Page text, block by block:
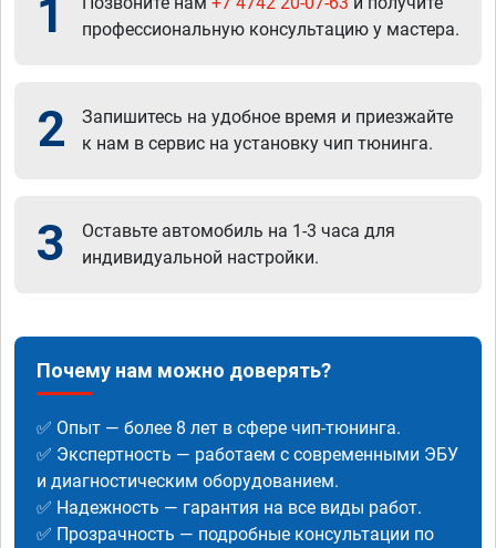
1
профессиональную консультацию у мастера.
2
Запишитесь на удобное время и приезжайте
к нам в сервис на установку чип тюнинга.
3
Оставьте автомобиль на 1-3 часа для
индивидуальной настройки.
Почему нам можно доверять?
✅ Опыт — более 8 лет в сфере чип-тюнинга.
✅ Экспертность — работаем с современными ЭБУ
и диагностическим оборудованием.
✅ Надежность — гарантия на все виды работ.
✅ Прозрачность — подробные консультации по